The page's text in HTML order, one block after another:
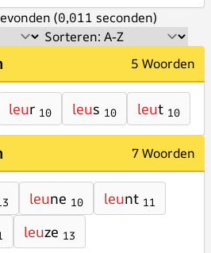
(0,011 seconden)
5 Woorden
leur 10 leus 10 leut 10
7 Woorden
leune 10 leunt 11
leuze 13